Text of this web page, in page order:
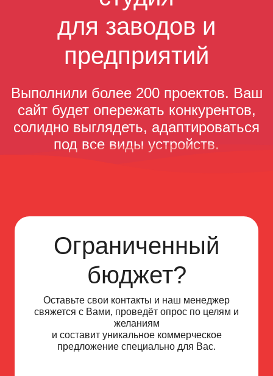
для заводов и
предприятий
Выполнили более 200 проектов. Ваш
сайт будет опережать конкурентов,
солидно выглядеть, адаптироваться
под все виды устройств.
Ограниченный
бюджет?
Оставьте свои контакты и наш менеджер
свяжется с Вами, проведёт опрос по целям и
желаниям
и составит уникальное коммерческое
предложение специально для Вас.